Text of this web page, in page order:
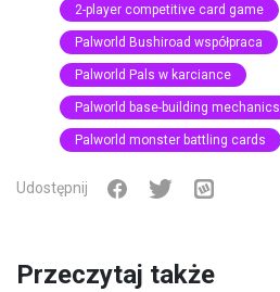
2-player competitive card game
Palworld Bushiroad współpraca
Palworld Pals w karciance
Palworld base-building mechanics
Palworld monster battling cards
Udostępnij
Przeczytaj także